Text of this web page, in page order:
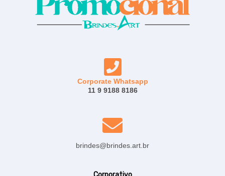
Corporate Whatsapp
11 9 9188 8186
brindes@brindes.art.br